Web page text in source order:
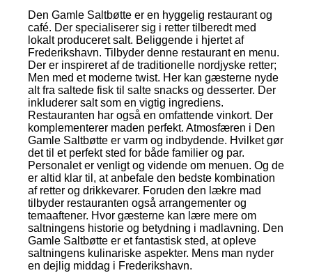
Den Gamle Saltbøtte er en hyggelig restaurant og
café. Der specialiserer sig i retter tilberedt med
lokalt produceret salt. Beliggende i hjertet af
Frederikshavn. Tilbyder denne restaurant en menu.
Der er inspireret af de traditionelle nordjyske retter;
Men med et moderne twist. Her kan gæsterne nyde
alt fra saltede fisk til salte snacks og desserter. Der
inkluderer salt som en vigtig ingrediens.
Restauranten har også en omfattende vinkort. Der
komplementerer maden perfekt. Atmosfæren i Den
Gamle Saltbøtte er varm og indbydende. Hvilket gør
det til et perfekt sted for både familier og par.
Personalet er venligt og vidende om menuen. Og de
er altid klar til, at anbefale den bedste kombination
af retter og drikkevarer. Foruden den lækre mad
tilbyder restauranten også arrangementer og
temaaftener. Hvor gæsterne kan lære mere om
saltningens historie og betydning i madlavning. Den
Gamle Saltbøtte er et fantastisk sted, at opleve
saltningens kulinariske aspekter. Mens man nyder
en dejlig middag i Frederikshavn.